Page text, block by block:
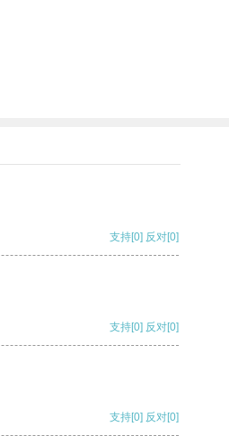
支持[0] 反对[0]
支持[0] 反对[0]
支持[0] 反对[0]